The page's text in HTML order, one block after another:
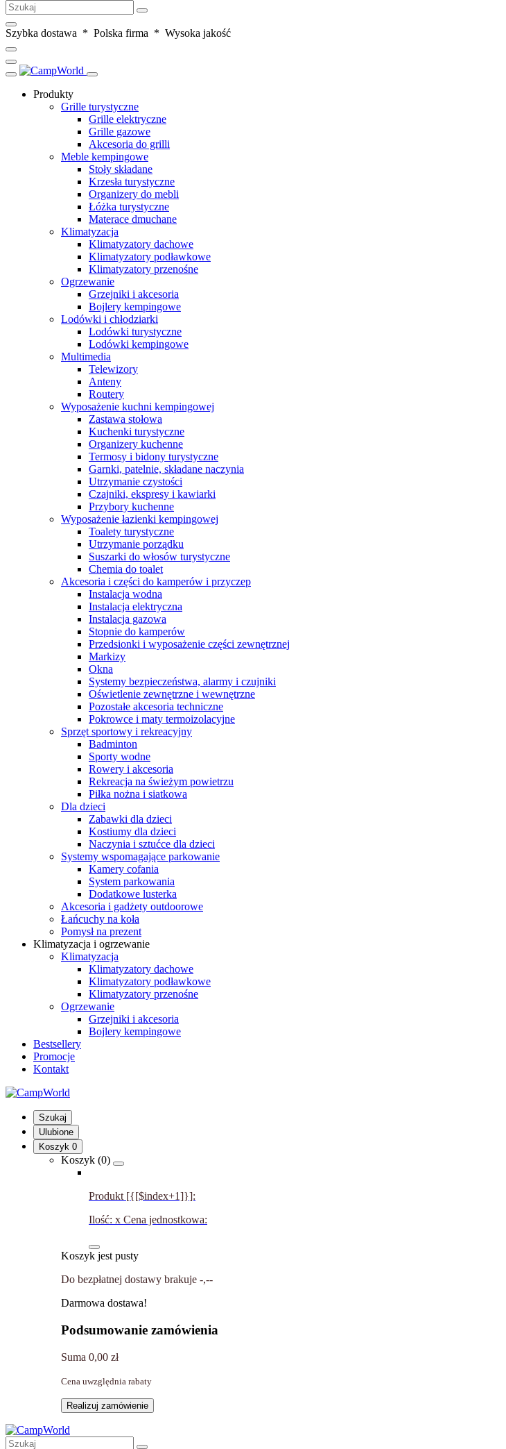
Szybka dostawa * Polska firma * Wysoka jakość
Produkty
Grille turystyczne
Grille elektryczne
Grille gazowe
Akcesoria do grilli
Meble kempingowe
Stoły składane
Krzesła turystyczne
Organizery do mebli
Łóżka turystyczne
Materace dmuchane
Klimatyzacja
Klimatyzatory dachowe
Klimatyzatory podławkowe
Klimatyzatory przenośne
Ogrzewanie
Grzejniki i akcesoria
Bojlery kempingowe
Lodówki i chłodziarki
Lodówki turystyczne
Lodówki kempingowe
Multimedia
Telewizory
Anteny
Routery
Wyposażenie kuchni kempingowej
Zastawa stołowa
Kuchenki turystyczne
Organizery kuchenne
Termosy i bidony turystyczne
Garnki, patelnie, składane naczynia
Utrzymanie czystości
Czajniki, ekspresy i kawiarki
Przybory kuchenne
Wyposażenie łazienki kempingowej
Toalety turystyczne
Utrzymanie porządku
Suszarki do włosów turystyczne
Chemia do toalet
Akcesoria i części do kamperów i przyczep
Instalacja wodna
Instalacja elektryczna
Instalacja gazowa
Stopnie do kamperów
Przedsionki i wyposażenie części zewnętrznej
Markizy
Okna
Systemy bezpieczeństwa, alarmy i czujniki
Oświetlenie zewnętrzne i wewnętrzne
Pozostałe akcesoria techniczne
Pokrowce i maty termoizolacyjne
Sprzęt sportowy i rekreacyjny
Badminton
Sporty wodne
Rowery i akcesoria
Rekreacja na świeżym powietrzu
Piłka nożna i siatkowa
Dla dzieci
Zabawki dla dzieci
Kostiumy dla dzieci
Naczynia i sztućce dla dzieci
Systemy wspomagające parkowanie
Kamery cofania
System parkowania
Dodatkowe lusterka
Akcesoria i gadżety outdoorowe
Łańcuchy na koła
Pomysł na prezent
Klimatyzacja i ogrzewanie
Klimatyzacja
Klimatyzatory dachowe
Klimatyzatory podławkowe
Klimatyzatory przenośne
Ogrzewanie
Grzejniki i akcesoria
Bojlery kempingowe
Bestsellery
Promocje
Kontakt
Szukaj
Ulubione
Koszyk 0
Koszyk (0)
Produkt [{[$index+1]}]:
Ilość: x Cena jednostkowa:
Koszyk jest pusty
Do bezpłatnej dostawy brakuje -,--
Darmowa dostawa!
Podsumowanie zamówienia
Suma 0,00 zł
Cena uwzględnia rabaty
Realizuj zamówienie